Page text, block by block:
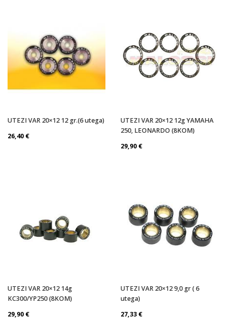
UTEZI VAR 20×12 12 gr.(6 utega)
26,40 €
UTEZI VAR 20×12 12g YAMAHA
250, LEONARDO (8KOM)
29,90 €
UTEZI VAR 20×12 14g
KC300/YP250 (8KOM)
29,90 €
UTEZI VAR 20×12 9,0 gr ( 6
utega)
27,33 €